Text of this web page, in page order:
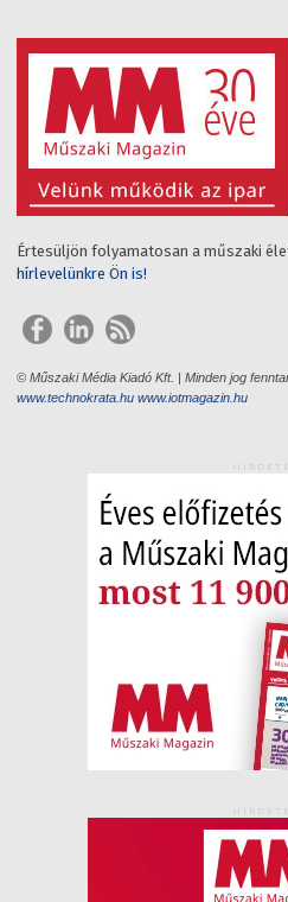
Értesüljön folyamatosan a műszaki
hírlevelünkre Ön is!
© Műszaki Média Kiadó Kft. | Minden jog
www.technokrata.hu www.iotmagazin.hu